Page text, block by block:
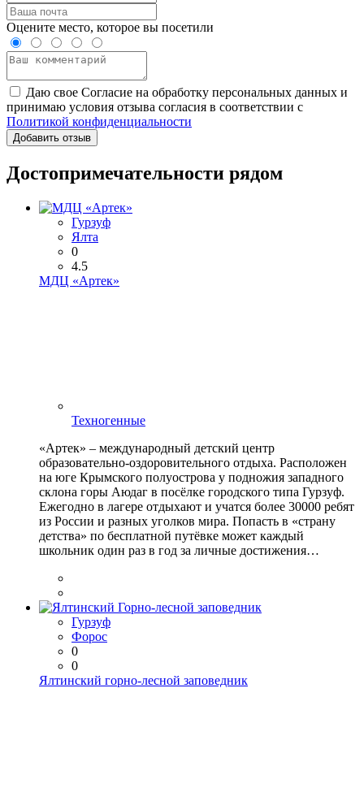
Оцените место, которое вы посетили
Даю свое Согласие на обработку персональных данных и
принимаю условия отзыва согласия в соответствии с
Политикой конфиденциальности
Добавить отзыв
Достопримечательности рядом
Гурзуф
Ялта
0
4.5
МДЦ «Артек»
Техногенные
«Артек» – международный детский центр
образовательно-оздоровительного отдыха. Расположен
на юге Крымского полуострова у подножия западного
склона горы Аюдаг в посёлке городского типа Гурзуф.
Ежегодно в лагере отдыхают и учатся более 30000 ребят
из России и разных уголков мира. Попасть в «страну
детства» по бесплатной путёвке может каждый
школьник один раз в год за личные достижения…
Гурзуф
Форос
0
0
Ялтинский горно-лесной заповедник